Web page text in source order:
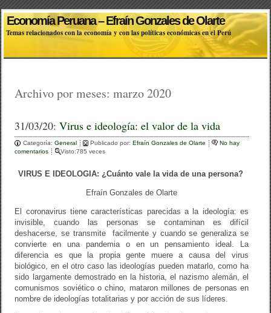
Economía Peruana – Efraín Gonzales de Olarte
Temas relacionados con la economía y con las políticas económicas en el Perú
Archivo por meses:marzo 2020
31/03/20:Virus e ideología: el valor de la vida
Categoría:General Publicado por:Efraín Gonzales de Olarte
No hay
comentarios
Visto:785 veces
VIRUS E IDEOLOGIA: ¿Cuánto vale la vida de una persona?
Efraín Gonzales de Olarte
El coronavirus tiene características parecidas a la ideología: es
invisible, cuando las personas se contaminan es difícil
deshacerse, se transmite facilmente y cuando se generaliza se
convierte en una pandemia o en un pensamiento ideal. La
diferencia es que la propia gente muere a causa del virus
biológico, en el otro caso las ideologías pueden matarlo, como ha
sido largamente demostrado en la historia, el nazismo alemán, el
comunismos soviético o chino, mataron millones de personas en
nombre de ideologías totalitarias y por acción de sus líderes.